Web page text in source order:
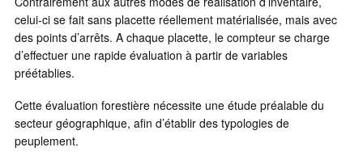
celui-ci se fait sans placette réellement matérialisée, mais avec
des points d’arrêts. A chaque placette, le compteur se charge
d’effectuer une rapide évaluation à partir de variables
préétablies.
Cette évaluation forestière nécessite une étude préalable du
secteur géographique, afin d’établir des typologies de
peuplement.